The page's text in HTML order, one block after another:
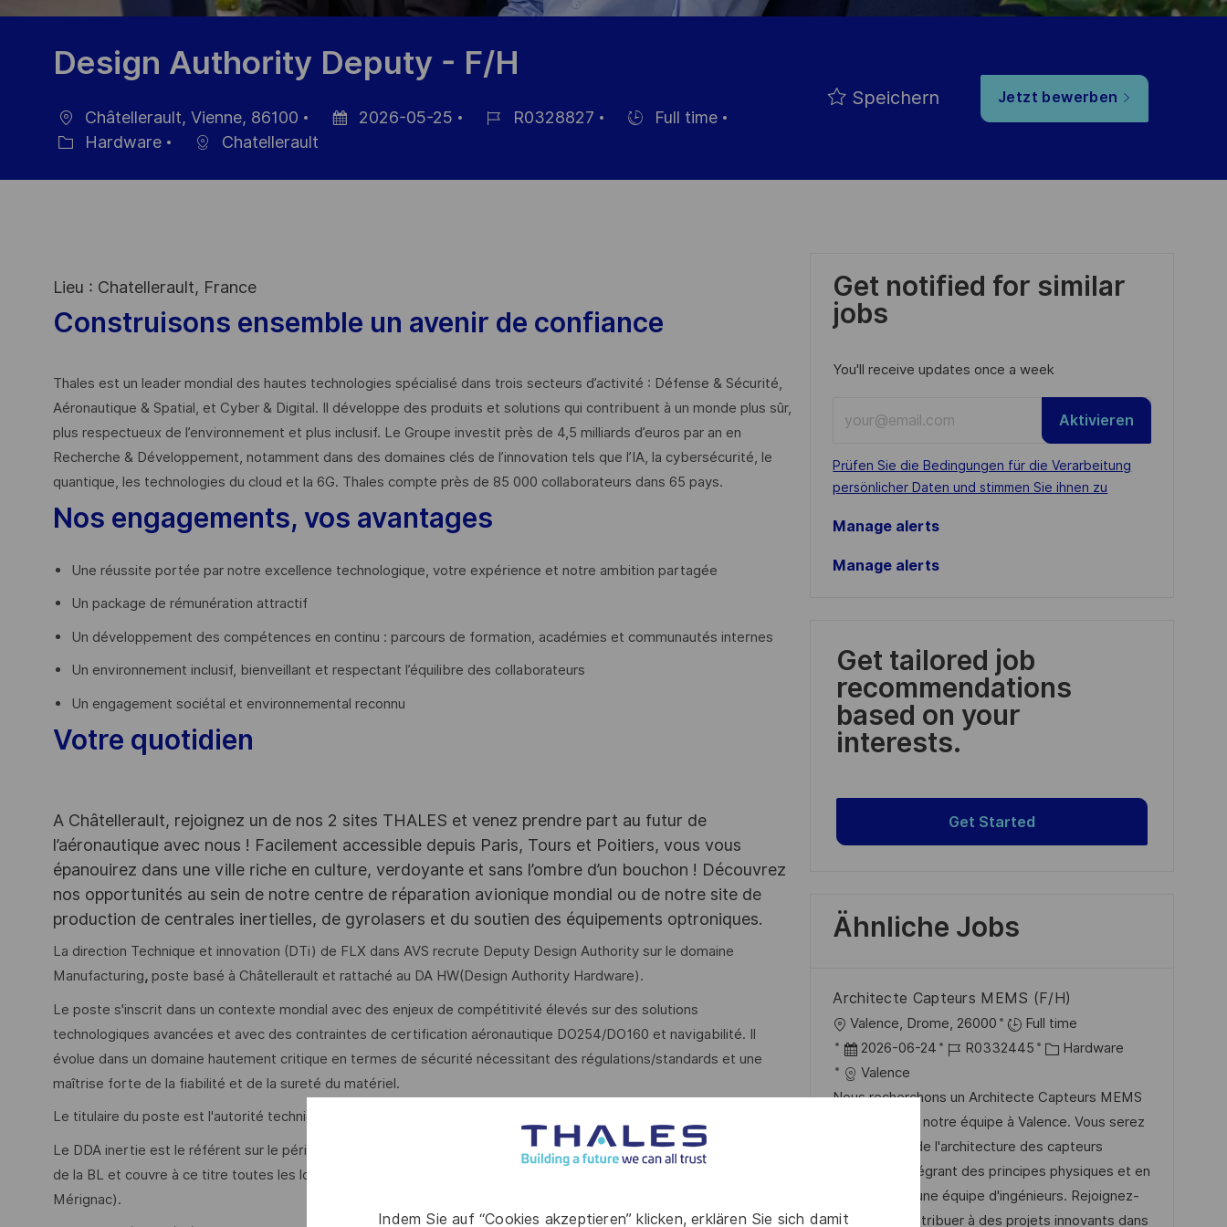
Indem Sie auf “Cookies akzeptieren” klicken, erklären Sie sich damit
Design Authority Deputy - F/H
Ort
Châtellerault, Vienne, 86100
Datum
Veröffentlichung
2026-05-25
R0328827
Full time
Hardware Chatellerault
Speichern Jetzt bewerben
Lieu : Chatellerault, France
Construisons ensemble un avenir de confiance
Thales est un leader mondial des hautes technologies spécialisé dans trois secteurs d’activité : Défense & Sécurité,
Aéronautique & Spatial, et Cyber & Digital. Il développe des produits et solutions qui contribuent à un monde plus sûr,
plus respectueux de l’environnement et plus inclusif. Le Groupe investit près de 4,5 milliards d’euros par an en
Recherche & Développement, notamment dans des domaines clés de l’innovation tels que l’IA, la cybersécurité, le
quantique, les technologies du cloud et la 6G. Thales compte près de 85 000 collaborateurs dans 65 pays. ​
Nos engagements, vos avantages
Une réussite portée par notre excellence technologique, votre expérience et notre ambition partagée
Un package de rémunération attractif
Un développement des compétences en continu : parcours de formation, académies et communautés internes
Un environnement inclusif, bienveillant et respectant l’équilibre des collaborateurs
Un engagement sociétal et environnemental reconnu
Votre quotidien
A Châtellerault, rejoignez un de nos 2 sites THALES et venez prendre part au futur de
l’aéronautique avec nous ! Facilement accessible depuis Paris, Tours et Poitiers, vous vous
épanouirez dans une ville riche en culture, verdoyante et sans l’ombre d’un bouchon ! Découvrez
nos opportunités au sein de notre centre de réparation avionique mondial ou de notre site de
production de centrales inertielles, de gyrolasers et du soutien des équipements optroniques.
La direction Technique et innovation (DTi) de FLX dans AVS recrute Deputy Design Authority sur le domaine
Manufacturing, poste basé à Châtellerault et rattaché au DA HW(Design Authority Hardware).
Le poste s'inscrit dans un contexte mondial avec des enjeux de compétitivité élevés sur des solutions
technologiques avancées et avec des contraintes de certification aéronautique DO254/DO160 et navigabilité. Il
évolue dans un domaine hautement critique en termes de sécurité nécessitant des régulations/standards et une
maîtrise forte de la fiabilité et de la sureté du matériel.
Le titulaire du poste est l'autorité technique ultime sur le domaine inertie pour la BL FLX.
Le DDA inertie est le référent sur le périmètre des fonctions inertie (UMI, UMI MEMS..) de l’ensemble des équipes
de la BL et couvre à ce titre toutes les localisations de la BL traitant de fonctions associées (Valence, Châtellerault,
Mérignac).
Get notified for similar
jobs
You'll receive updates once a week
Email
address
(Required)
Required
Prüfen Sie die Bedingungen für die Verarbeitung
persönlicher Daten und stimmen Sie ihnen zu
Aktivieren
Manage alerts
Manage alerts
Get tailored job
recommendations
based on your
interests.
Get Started
Ähnliche Jobs
Architecte Capteurs MEMS (F/H)
O
r
t
Valence, Drome, 26000
Full time
D
a
t
r
2026-06-24
J
b
-
I
D
R0332445
K
t
e
g
o
r
i
Hardware
Valence
Nous recherchons un Architecte Capteurs MEMS
pour rejoindre notre équipe à Valence. Vous serez
responsable de l'architecture des capteurs
MEMS, en intégrant des principes physiques et en
coordonnant une équipe d'ingénieurs. Rejoignez-
nous pour contribuer à des projets innovants dans